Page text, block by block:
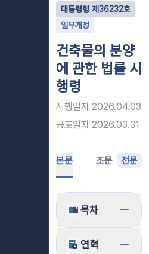
대통령령 제 36232호
일부개정
건축물의 분양
에 관한 법률 시
행령
시행일자 2026.04.03
공포일자 2026.03.31
본문 조문 전문
목차
연혁